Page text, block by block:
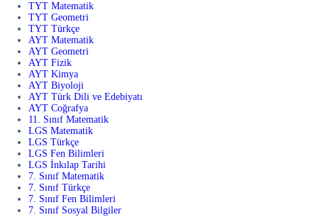
TYT Matematik
TYT Geometri
TYT Türkçe
AYT Matematik
AYT Geometri
AYT Fizik
AYT Kimya
AYT Biyoloji
AYT Türk Dili ve Edebiyatı
AYT Coğrafya
11. Sınıf Matematik
LGS Matematik
LGS Türkçe
LGS Fen Bilimleri
LGS İnkılap Tarihi
7. Sınıf Matematik
7. Sınıf Türkçe
7. Sınıf Fen Bilimleri
7. Sınıf Sosyal Bilgiler